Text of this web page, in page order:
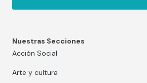
Nuestras Secciones
Acción Social
Arte y cultura